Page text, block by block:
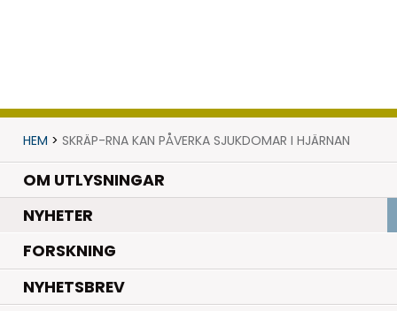
HEM > SKRÄP-RNA KAN PÅVERKA SJUKDOMAR I HJÄRNAN
OM UTLYSNINGAR
NYHETER.
FORSKNING.
NYHETSBREV